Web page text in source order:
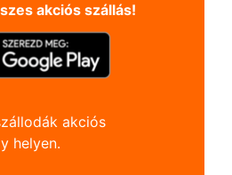
akciós szállás!
akciós
helyen.